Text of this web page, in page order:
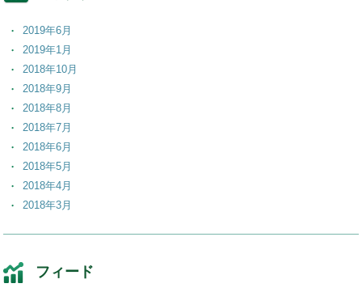
2019年6月
2019年1月
2018年10月
2018年9月
2018年8月
2018年7月
2018年6月
2018年5月
2018年4月
2018年3月
2017年12月
2017年11月
フィード